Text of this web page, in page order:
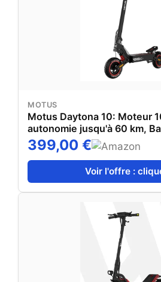
MOTUS
Motus Daytona 10: Moteur
autonomie jusqu'à 60 km,
13,5Ah. Double Suspension,
Roues 10 Pouces, 25 km/h:
Dynamisme, de Confort et
399,00 €
Voir l'offre :